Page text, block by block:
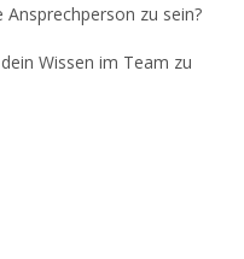
zu sein?
Wissen im Team zu